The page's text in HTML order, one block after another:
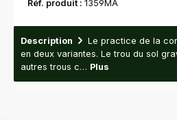
Réf. produit : 1359MA
Description
Le practice de la
en deux variantes. Le trou du sol
autres trous c… Plus